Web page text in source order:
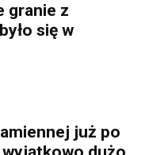
granie z
się w
już po